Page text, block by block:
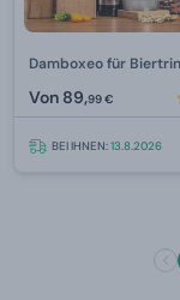
Damboxeo für
Von 89,99 €
BEI IHNEN:13.8.2026